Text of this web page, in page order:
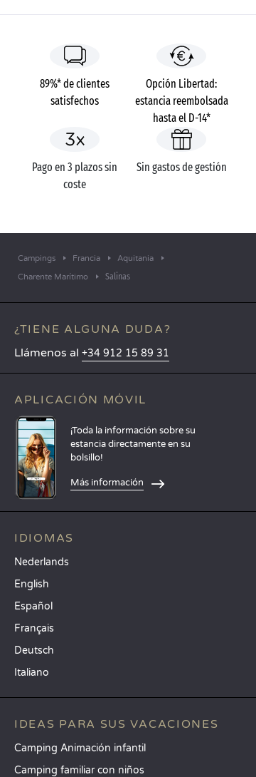
89%* de clientes
satisfechos
Opción Libertad:
estancia reembolsada
hasta el D-14*
Pago en 3 plazos sin
coste
Sin gastos de gestión
Campings Francia
Aquitania
Charente Marítimo
Salinas
¿TIENE ALGUNA DUDA?
Llámenos al +34 912 15 89 31
APLICACIÓN MÓVIL
¡Toda la información sobre su
estancia directamente en su
bolsillo!
Más información
IDIOMAS
Nederlands
English
Español
Français
Deutsch
Italiano
IDEAS PARA SUS VACACIONES
Camping Animación infantil
Camping familiar con niños